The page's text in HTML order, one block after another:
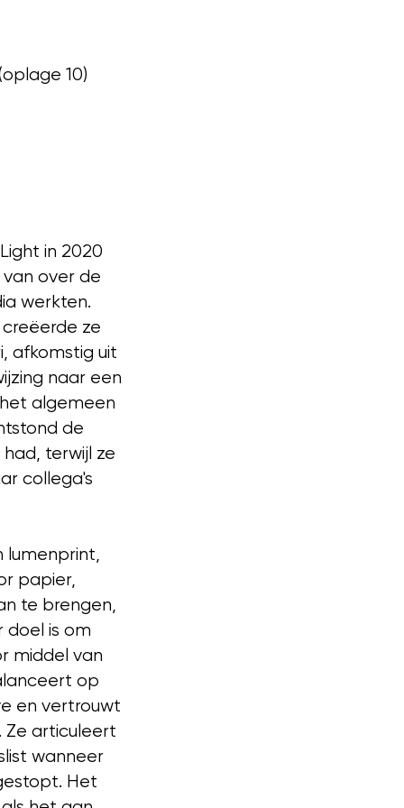
10)
in 2020
over de
werkten.
ze
afkomstig uit
naar een
algemeen
de
terwijl ze
collega's
lumenprint,
papier,
te brengen,
doel is om
middel van
op
en vertrouwt
Ze articuleert
wanneer
Het